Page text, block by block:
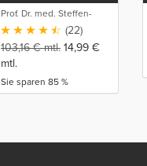
(Detailwissen)
Prof. Dr. med. Steffen-
Boris Wirth (1)
(22)
103,16€mtl. 14,99 €
mtl.
Sie sparen 85 %